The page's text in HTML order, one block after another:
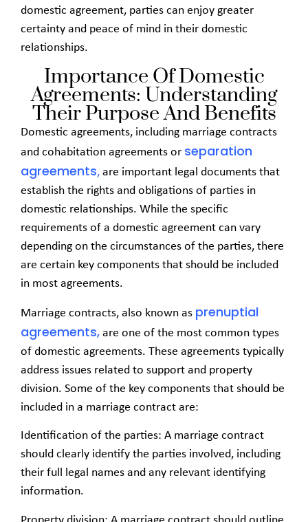
Importance Of Domestic
Agreements: Understanding
Their Purpose And Benefits
domestic agreement, parties can enjoy greater
certainty and peace of mind in their domestic
relationships.
Domestic agreements, including marriage contracts
and cohabitation agreements or separation
agreements, are important legal documents that
establish the rights and obligations of parties in
domestic relationships. While the specific
requirements of a domestic agreement can vary
depending on the circumstances of the parties, there
are certain key components that should be included
in most agreements.
Marriage contracts, also known as prenuptial
agreements, are one of the most common types
of domestic agreements. These agreements typically
address issues related to support and property
division. Some of the key components that should be
included in a marriage contract are:
Identification of the parties: A marriage contract
should clearly identify the parties involved, including
their full legal names and any relevant identifying
information.